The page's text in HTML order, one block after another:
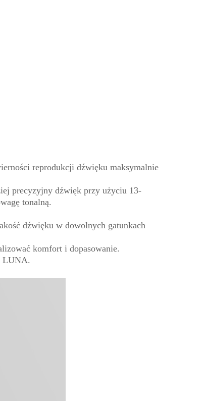
reprodukcji dźwięku maksymalnie
precyzyjny dźwięk przy użyciu 13-
tonalną.
dźwięku w dowolnych gatunkach
komfort i dopasowanie.
LUNA.